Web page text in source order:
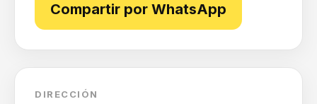
Compartir por WhatsApp
DIRECCIÓN